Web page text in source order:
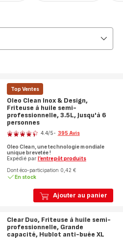
Ajouter au panier
Top Ventes
Oleo Clean Inox & Design,
Friteuse à huile semi-
professionnelle, 3.5L, Jusqu'à 6
personnes
Note
4.4/5- 395 Avis
Oleo Clean, une technologie mondiale
unique brevetée !
Expédié par l’entrepôt produits
Dont éco-participation 0,42 €
En stock
Clear Duo, Friteuse à huile semi-
professionnelle, Grande
capacité, Hublot anti-buée XL
Note